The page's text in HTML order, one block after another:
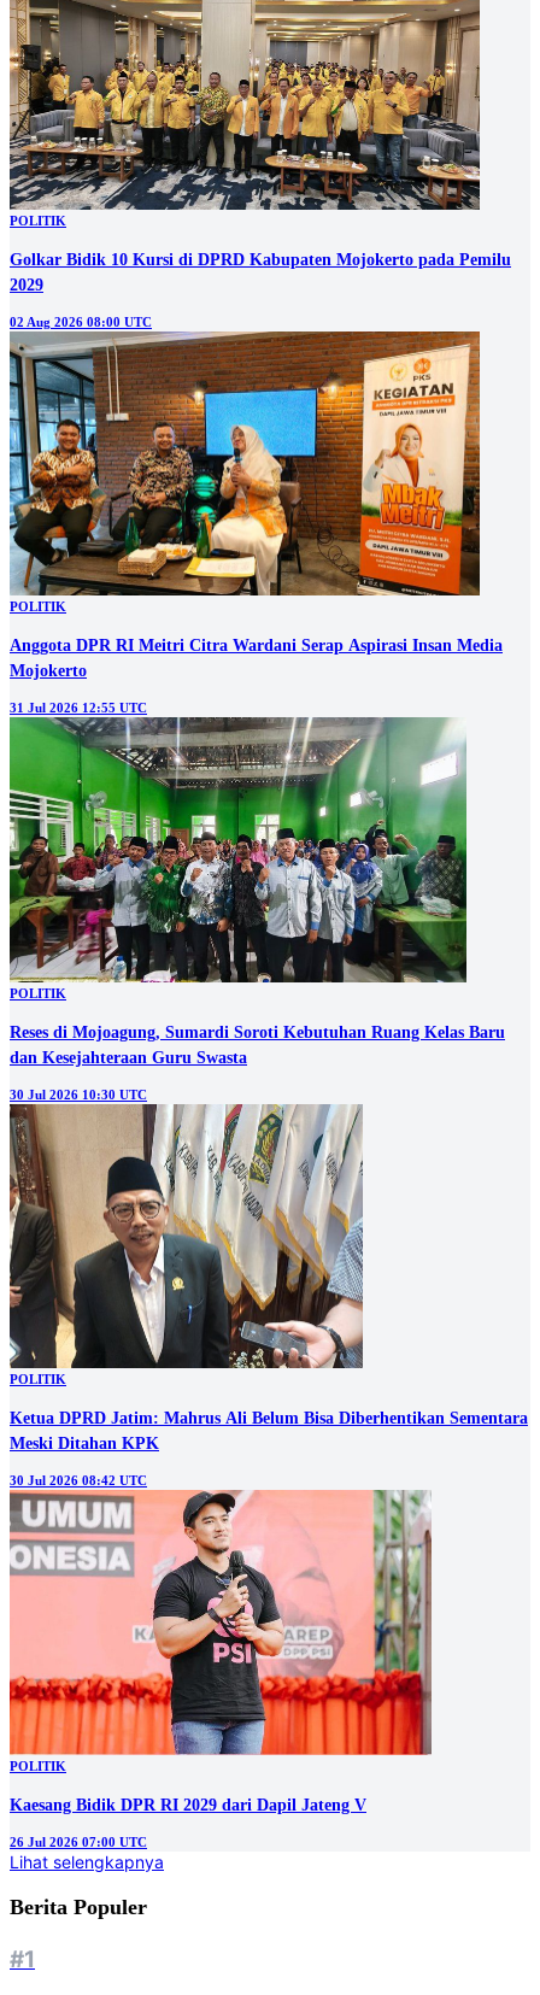
POLITIK
Golkar Bidik 10 Kursi di DPRD Kabupaten Mojokerto pada Pemilu
2029
02 Aug 2026 08:00 UTC
POLITIK
Anggota DPR RI Meitri Citra Wardani Serap Aspirasi Insan Media
Mojokerto
31 Jul 2026 12:55 UTC
POLITIK
Reses di Mojoagung, Sumardi Soroti Kebutuhan Ruang Kelas Baru
dan Kesejahteraan Guru Swasta
30 Jul 2026 10:30 UTC
POLITIK
Ketua DPRD Jatim: Mahrus Ali Belum Bisa Diberhentikan Sementara
Meski Ditahan KPK
30 Jul 2026 08:42 UTC
POLITIK
Kaesang Bidik DPR RI 2029 dari Dapil Jateng V
26 Jul 2026 07:00 UTC
Lihat selengkapnya
Berita Populer
#1